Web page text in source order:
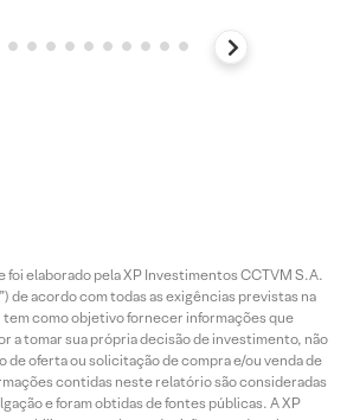
foi elaborado pela XP Investimentos CCTVM S.A.
de acordo com todas as exigências previstas na
como objetivo fornecer informações que
a tomar sua própria decisão de investimento, não
oferta ou solicitação de compra e/ou venda de
contidas neste relatório são consideradas
e foram obtidas de fontes públicas. A XP